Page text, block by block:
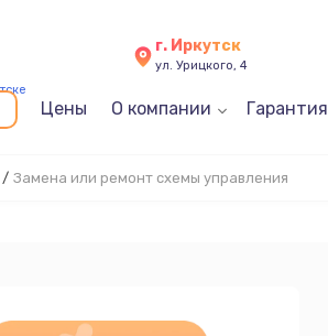
г. Иркутск
ул. Урицкого, 4
Цены О компании Гарантия
/ Замена или ремонт схемы управления